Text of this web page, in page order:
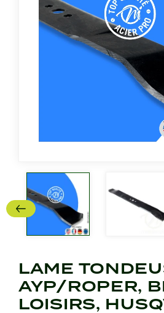
LAME
AYP/ROPER,
LOISIRS,